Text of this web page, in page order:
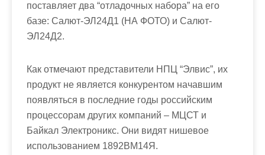
поставляет два “отладочных набора” на его
базе: Салют-ЭЛ24Д1 (НА ФОТО) и Салют-
ЭЛ24Д2.
Как отмечают представители НПЦ “Элвис”, их
продукт не является конкурентом начавшим
появляться в последние годы российским
процессорам других компаний – МЦСТ и
Байкал Электроникс. Они видят нишевое
использованием 1892ВМ14Я.